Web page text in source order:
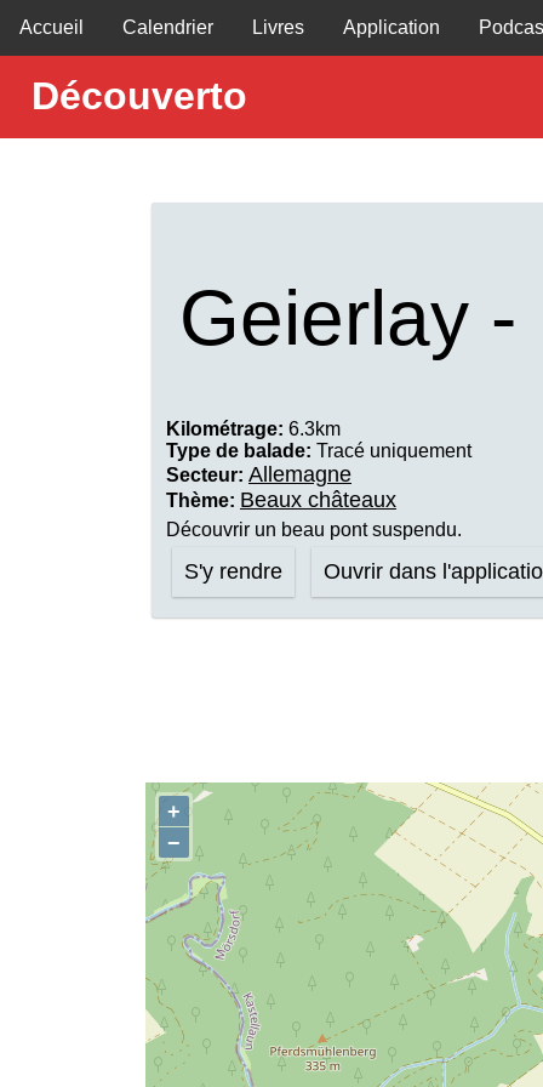
Accueil Calendrier Livres Application
Découverto
Geierlay
Kilométrage: 6.3km
Type de balade: Tracé uniquement
Secteur: Allemagne
Thème: Beaux châteaux
Découvrir un beau pont suspendu.
S'y rendre Ouvrir dans
+
−